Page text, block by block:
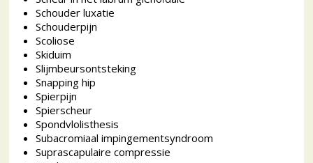
Schouder luxatie
Schouderpijn
Scoliose
Skiduim
Slijmbeursontsteking
Snapping hip
Spierpijn
Spierscheur
Spondvlolisthesis
Subacromiaal impingementsyndroom
Suprascapulaire compressie